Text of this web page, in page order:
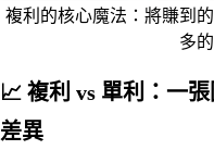
複利的核心魔法：將賺到
多
📈 複利 vs 單利：一
差異